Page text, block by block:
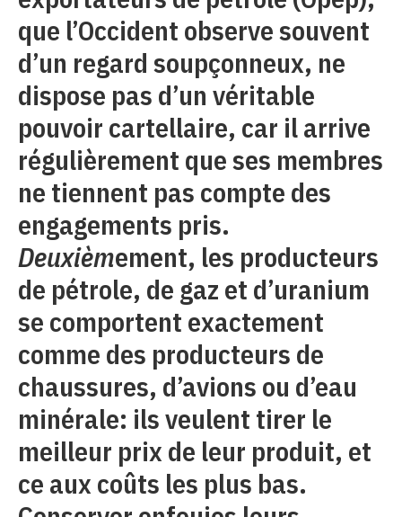
que l’Occident observe souvent
d’un regard soupçonneux, ne
dispose pas d’un véritable
pouvoir cartellaire, car il arrive
régulièrement que ses membres
ne tiennent pas compte des
engagements pris.
Deuxièmement, les producteurs
de pétrole, de gaz et d’uranium
se comportent exactement
comme des producteurs de
chaussures, d’avions ou d’eau
minérale: ils veulent tirer le
meilleur prix de leur produit, et
ce aux coûts les plus bas.